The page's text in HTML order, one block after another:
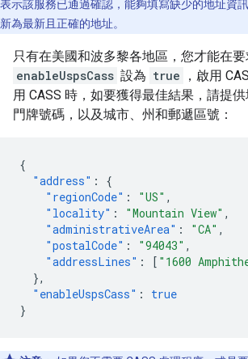
表示該服務已通過確認，能夠填寫缺少的地址資
新為最新且正確的地址。
只有在美國和波多黎各地區，您才能在
enableUspsCass 設為 true
，啟用
用 CASS 時，如要獲得最佳結果，請提
門牌號碼，以及城市、州和郵遞區號：
{
"address" :
{
"regionCode" : "US" ,
"locality" : "Mountain View" ,
"administrativeArea" : "CA" ,
"postalCode" : "94043" ,
"addressLines" : [ "1600
},
"enableUspsCass" :
true
}